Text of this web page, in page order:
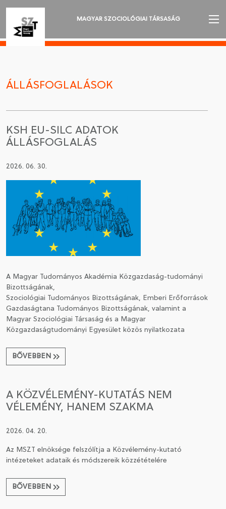
MAGYAR SZOCIOLÓGIAI TÁRSASÁG
SZOCIOLÓGIAI SZEMLE
DÍJAK
NYELVVÁLASZTÁS
CSATLAKOZÁS A TÁRSASÁGHOZ / MEGÚJÍTOM A
ÁLLÁSFOGLALÁSOK
KSH EU-SILC ADATOK
ÁLLÁSFOGLALÁS
2026. 06. 30.
A Magyar Tudományos Akadémia Közgazdaság-tudományi
Bizottságának,
Szociológiai Tudományos Bizottságának, Emberi Erőforrások
Gazdaságtana Tudományos Bizottságának, valamint a
Magyar Szociológiai Társaság és a Magyar
Közgazdaságtudományi Egyesület közös nyilatkozata
BŐVEBBEN
A KÖZVÉLEMÉNY-KUTATÁS NEM
VÉLEMÉNY, HANEM SZAKMA
2026. 04. 20.
Az MSZT elnöksége felszólítja a Közvélemény-kutató
intézeteket adataik és módszereik közzétételére
BŐVEBBEN